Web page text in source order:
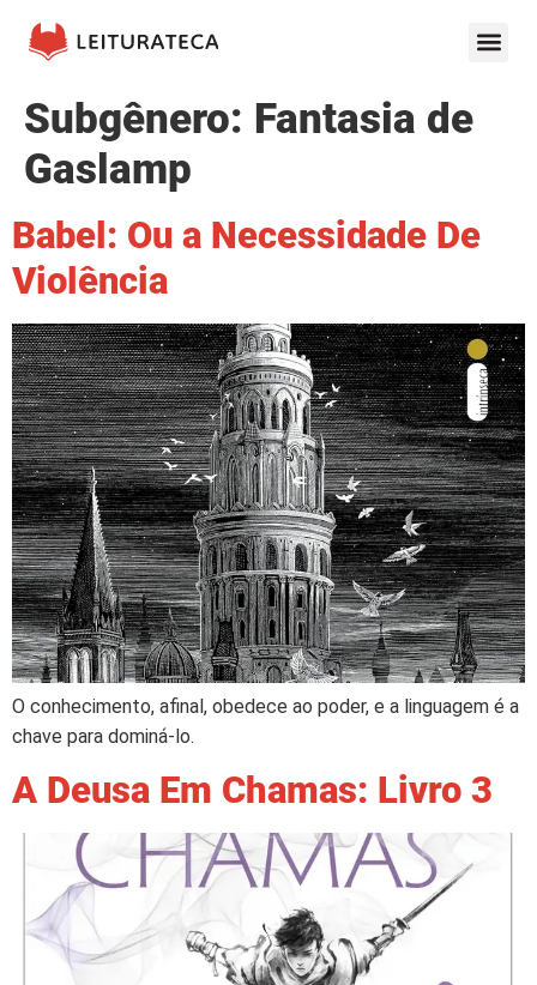
Subgênero: Fantasia de
Gaslamp
Babel: Ou a Necessidade De
Violência
O conhecimento, afinal, obedece ao poder, e a linguagem é a
chave para dominá-lo.
A Deusa Em Chamas: Livro 3